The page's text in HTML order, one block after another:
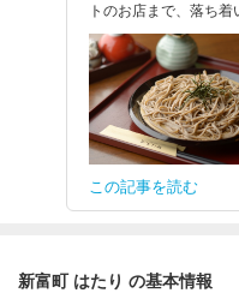
トのお店まで、落ち着
この記事を読む
新富町 はたり の基本情報